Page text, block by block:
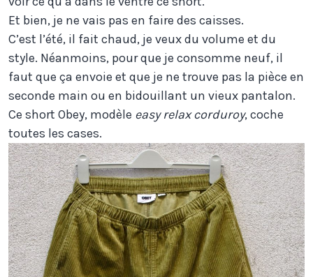
Et bien, je ne vais pas en faire des caisses.
C’est l’été, il fait chaud, je veux du volume et du
style. Néanmoins, pour que je consomme neuf, il
faut que ça envoie et que je ne trouve pas la pièce en
seconde main ou en bidouillant un vieux pantalon.
Ce short Obey, modèle easy relax corduroy, coche
toutes les cases.